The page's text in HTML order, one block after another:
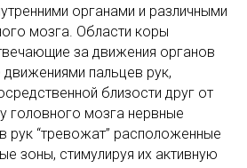
органами и различными
мозга. Области коры
за движения органов
пальцев рук,
близости друг от
головного мозга нервные
рук “тревожат” расположенные
зоны, стимулируя их активную